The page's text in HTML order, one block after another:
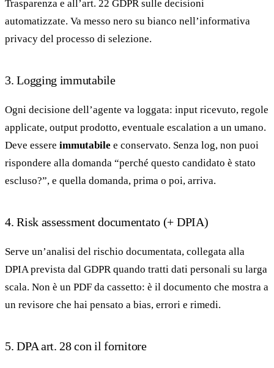
Trasparenza e all’art. 22 GDPR sulle decisioni
automatizzate. Va messo nero su bianco nell’informativa
privacy del processo di selezione.
3. Logging immutabile
Ogni decisione dell’agente va loggata: input ricevuto, regole
applicate, output prodotto, eventuale escalation a un umano.
Deve essere immutabile e conservato. Senza log, non puoi
rispondere alla domanda “perché questo candidato è stato
escluso?”, e quella domanda, prima o poi, arriva.
4. Risk assessment documentato (+ DPIA)
Serve un’analisi del rischio documentata, collegata alla
DPIA prevista dal GDPR quando tratti dati personali su larga
scala. Non è un PDF da cassetto: è il documento che mostra a
un revisore che hai pensato a bias, errori e rimedi.
5. DPA art. 28 con il fornitore